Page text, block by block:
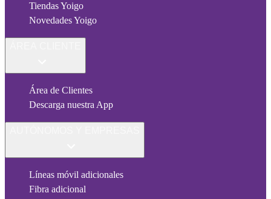
Tiendas Yoigo
Novedades Yoigo
Área de Clientes
Descarga nuestra App
Líneas móvil adicionales
Fibra adicional